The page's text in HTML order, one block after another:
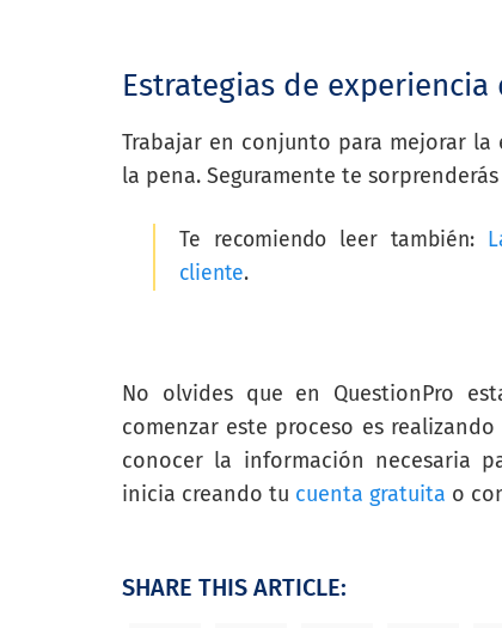
Estrategias de
Trabajar en conjunto para mejorar
la pena. Seguramente te
Te recomiendo leer también:
cliente.
No olvides que en QuestionPro
comenzar este proceso es
conocer la información necesaria
inicia creando tu cuenta gratuita o
SHARE THIS ARTICLE: